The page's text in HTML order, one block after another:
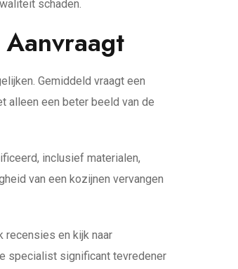
schaden.
Gemiddeld vraagt een
alleen een beter beeld van de
inclusief materialen,
van een kozijnen vervangen
recensies en kijk naar
specialist significant tevredener